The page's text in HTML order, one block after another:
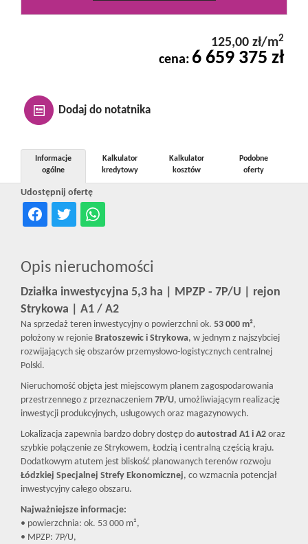
Kontakt
Notatnik
dla
125,00 zł/m2
cena: 6 659 375 zł
Dodaj do notatnika
Udostępnij ofertę
Informacje
ogólne
Kalkulator
kredytowy
Kalkulator
kosztów
Podobne
oferty
Opis nieruchomości
Działka inwestycyjna 5,3 ha | MPZP - 7P/U | rejon
Strykowa | A1 / A2
Na sprzedaż teren inwestycyjny o powierzchni ok. 53 000 m²,
położony w rejonie Bratoszewic i Strykowa, w jednym z najszybciej
rozwijających się obszarów przemysłowo-logistycznych centralnej
Polski.
Nieruchomość objęta jest miejscowym planem zagospodarowania
przestrzennego z przeznaczeniem 7P/U, umożliwiającym realizację
inwestycji produkcyjnych, usługowych oraz magazynowych.
Lokalizacja zapewnia bardzo dobry dostęp do autostrad A1 i A2 oraz
szybkie połączenie ze Strykowem, Łodzią i centralną częścią kraju.
Dodatkowym atutem jest bliskość planowanych terenów rozwoju
Łódzkiej Specjalnej Strefy Ekonomicznej, co wzmacnia potencjał
inwestycyjny całego obszaru.
Najważniejsze informacje:
• powierzchnia: ok. 53 000 m²,
• MPZP: 7P/U,